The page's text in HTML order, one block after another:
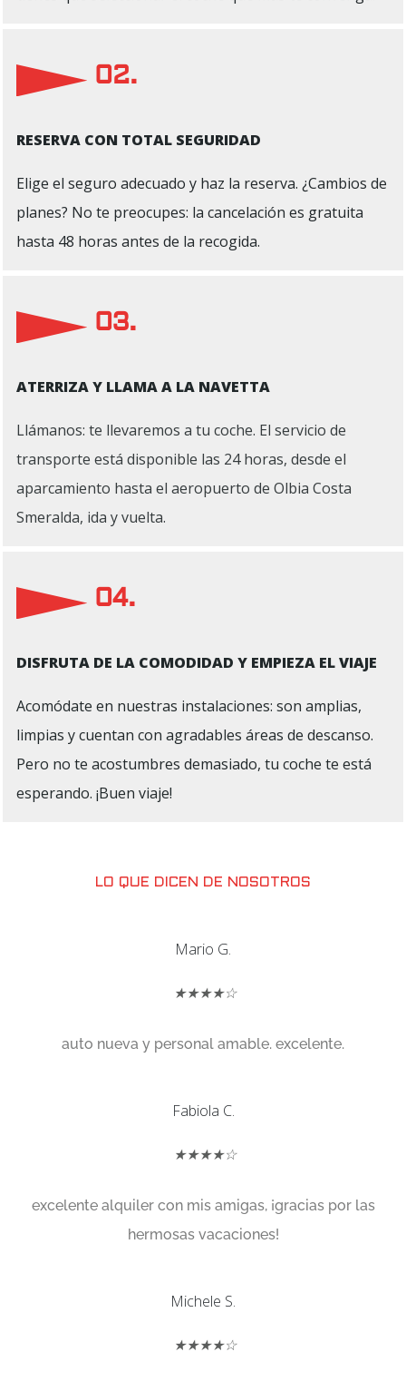
02.
RESERVA CON TOTAL SEGURIDAD
Elige el seguro adecuado y haz la reserva. ¿Cambios de
planes? No te preocupes: la cancelación es gratuita
hasta 48 horas antes de la recogida.
03.
ATERRIZA Y LLAMA A LA NAVETTA
Llámanos: te llevaremos a tu coche. El servicio de
transporte está disponible las 24 horas, desde el
aparcamiento hasta el aeropuerto de Olbia Costa
Smeralda, ida y vuelta.
04.
DISFRUTA DE LA COMODIDAD Y EMPIEZA EL VIAJE
Acomódate en nuestras instalaciones: son amplias,
limpias y cuentan con agradables áreas de descanso.
Pero no te acostumbres demasiado, tu coche te está
esperando. ¡Buen viaje!
LO QUE DICEN DE NOSOTROS
Mario G.
★★★★☆
auto nueva y personal amable. excelente.
Fabiola C.
★★★★☆
excelente alquiler con mis amigas, ¡gracias por las
hermosas vacaciones!
Michele S.
★★★★☆